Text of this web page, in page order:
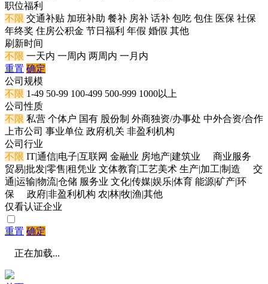
职位福利
不限 交通补贴 加班补助 餐补 房补 话补 包吃 包住 医保 社保
年终奖 住房公积金 节日福利 年假 婚假 其他
刷新时间
不限 一天内 一周内 两周内 一月内
重置 确定
公司规模
不限 1-49 50-99 100-499 500-999 1000以上
公司性质
不限 私营 个体户 国有 股份制 外商独资/办事处 中外合资/合作
上市公司 事业单位 政府机关 非盈利机构
公司行业
不限 IT|通信|电子|互联网 金融业 房地产|建筑业
商业服务
贸易|批发|零售|租凭业 文体教育|工艺美术 生产|加工|制造
交
通|运输|物流|仓储 服务业 文化|传媒|娱乐|体育 能源|矿产|环
保
政府|非盈利机构 农|林|牧|渔|其他
仅看认证企业
重置 确定
正在加载...